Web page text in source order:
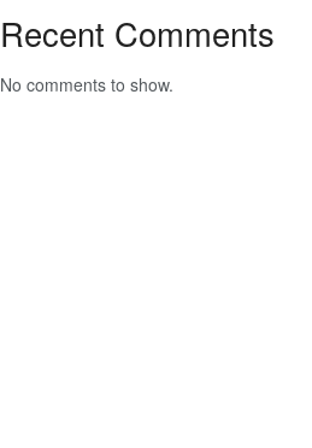
Recent Comments
No comments to show.